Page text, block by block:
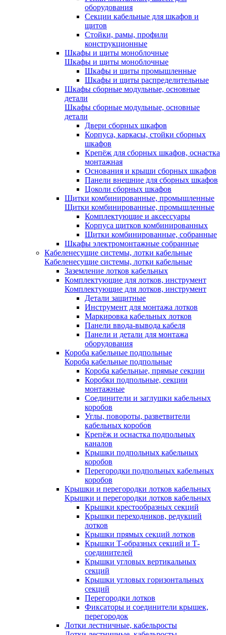
оборудования
Секции кабельные для шкафов и
щитов
Стойки, рамы, профили
конструкционные
Шкафы и щиты моноблочные
Шкафы и щиты моноблочные
Шкафы и щиты промышленные
Шкафы и щиты распределительные
Шкафы сборные модульные, основные
детали
Шкафы сборные модульные, основные
детали
Двери сборных шкафов
Корпуса, каркасы, стойки сборных
шкафов
Крепёж для сборных шкафов, оснастка
монтажная
Основания и крыши сборных шкафов
Панели внешние для сборных шкафов
Цоколи сборных шкафов
Щитки комбинированные, промышленные
Щитки комбинированные, промышленные
Комплектующие и аксессуары
Корпуса щитков комбинированных
Щитки комбинированные, собранные
Шкафы электромонтажные собранные
Кабеленесущие системы, лотки кабельные
Кабеленесущие системы, лотки кабельные
Заземление лотков кабельных
Комплектующие для лотков, инструмент
Комплектующие для лотков, инструмент
Детали защитные
Инструмент для монтажа лотков
Маркировка кабельных лотков
Панели ввода-вывода кабеля
Панели и детали для монтажа
оборудования
Короба кабельные подпольные
Короба кабельные подпольные
Короба кабельные, прямые секции
Коробки подпольные, секции
монтажные
Соединители и заглушки кабельных
коробов
Углы, повороты, разветвители
кабельных коробов
Крепёж и оснастка подпольных
каналов
Крышки подпольных кабельных
коробов
Перегородки подпольных кабельных
коробов
Крышки и перегородки лотков кабельных
Крышки и перегородки лотков кабельных
Крышки крестообразных секций
Крышки переходников, редукций
лотков
Крышки прямых секций лотков
Крышки Т-образных секций и Т-
соединителей
Крышки угловых вертикальных
секций
Крышки угловых горизонтальных
секций
Перегородки лотков
Фиксаторы и соединители крышек,
перегородок
Лотки лестничные, кабельросты